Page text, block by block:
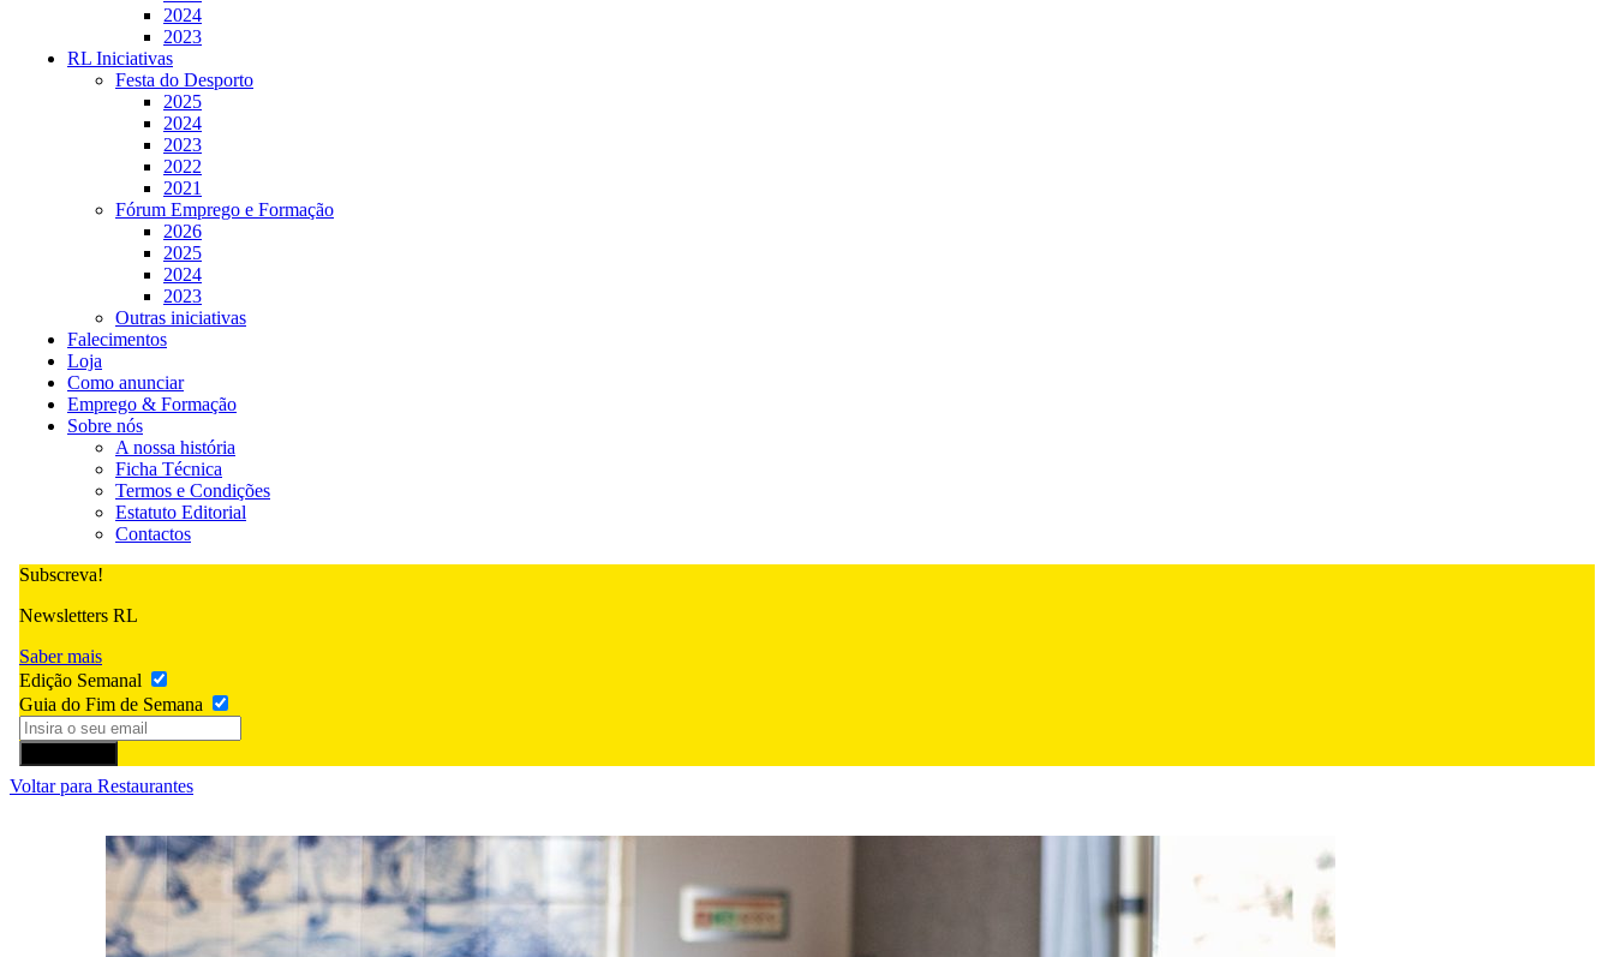
2024
2023
RL Iniciativas
Festa do Desporto
2025
2024
2023
2022
2021
Fórum Emprego e Formação
2026
2025
2024
2023
Outras iniciativas
Falecimentos
Loja
Como anunciar
Emprego & Formação
Sobre nós
A nossa história
Ficha Técnica
Termos e Condições
Estatuto Editorial
Contactos
Subscreva!
Newsletters RL
Saber mais
Edição Semanal
Guia do Fim de Semana
Voltar para Restaurantes